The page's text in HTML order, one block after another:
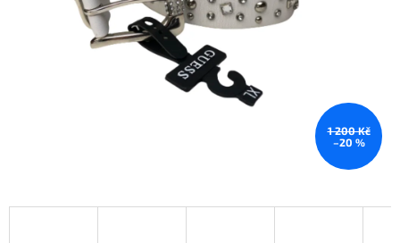
1 200 Kč
–20 %